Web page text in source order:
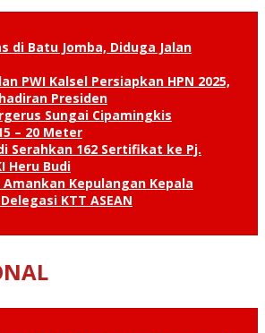
di Batu Jomba, Diduga Jalan
PWI Kalsel Persiapkan HPN 2025,
Presiden
Sungai Cipamingkis
– 20 Meter
Serahkan 162 Sertifikat ke Pj.
Heru Budi
Amankan Kepulangan Kepala
KTT ASEAN